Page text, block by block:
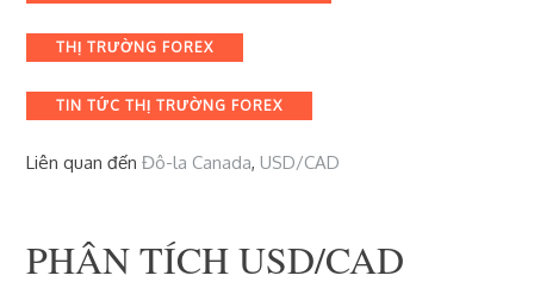
THỊ TRƯỜNG FOREX
TIN TỨC THỊ TRƯỜNG FOREX
Liên quan đếnĐô-la Canada,USD/CAD
PHÂN TÍCH USD/CAD